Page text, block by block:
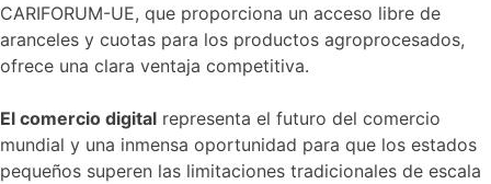
CARIFORUM-UE, que proporciona un acceso libre de
aranceles y cuotas para los productos agroprocesados,
ofrece una clara ventaja competitiva.
El comercio digital representa el futuro del comercio
mundial y una inmensa oportunidad para que los estados
pequeños superen las limitaciones tradicionales de escala